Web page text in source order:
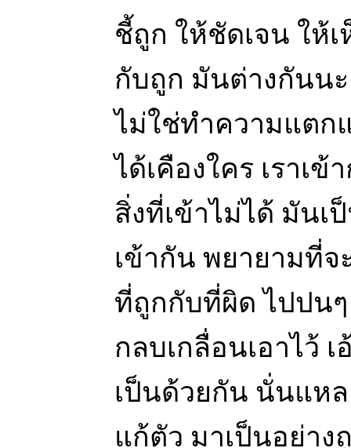
ชี้ถูก ให้ชัดเจน ให้
กับถูก มันต่างกันน
ไม่ใช่ทำความแตก
ได้เคืองใคร เราเข้
สิ่งที่เข้าไม่ได้ มันเ
เข้ากัน พยายามที่
ที่ถูกกับที่ผิด ไปปน
กลบเกลื่อนเอาไว้
เป็นด้วยกัน นั่นแหล
แก้ตัว มาเป็นอย่าง